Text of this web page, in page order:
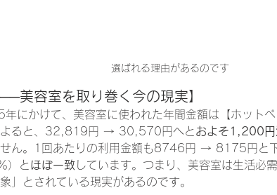
選ばれる理由があるのです
美容室を取り巻く今の現実】
にかけて、美容室に使われた年間金額は【ホットペ
よると、32,819円 → 30,570円へと およそ1,200円
せん。1回あたりの利用金額も8746円 → 8175円と
）と ほぼ一致 しています。つまり、美容室は生活必
」とされている現実があるのです。